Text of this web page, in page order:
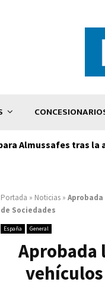
Almussafes tras la
Portada » Noticias »
de Sociedades
España General
Aprobada